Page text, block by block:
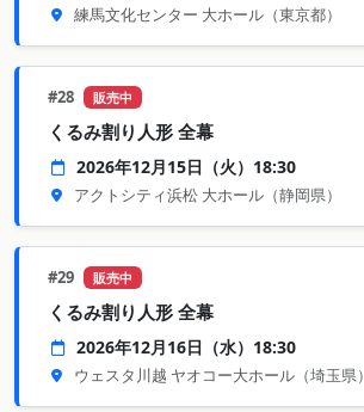
練馬文化センター 大ホール （東京都）
#28 販売中
くるみ割り人形 全幕
2026年12月15日（火）18:30
アクトシティ浜松 大ホール （静岡県）
#29 販売中
くるみ割り人形 全幕
2026年12月16日（水）18:30
ウェスタ川越 ヤオコー大ホール （埼玉県）